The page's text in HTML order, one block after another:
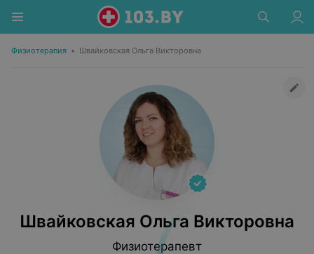
Физиотерапия • Швайковская Ольга Викторовна
Швайковская Ольга Викторовна
Физиотерапевт